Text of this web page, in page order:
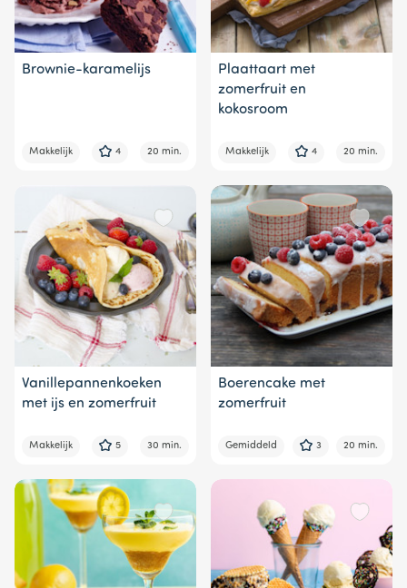
Brownie-karamelijs
Makkelijk 4 20 min.
Plaattaart met
zomerfruit en
kokosroom
Makkelijk 4 20 min.
Vanillepannenkoeken
met ijs en zomerfruit
Makkelijk 5 30 min.
Boerencake met
zomerfruit
Gemiddeld 3 20 min.